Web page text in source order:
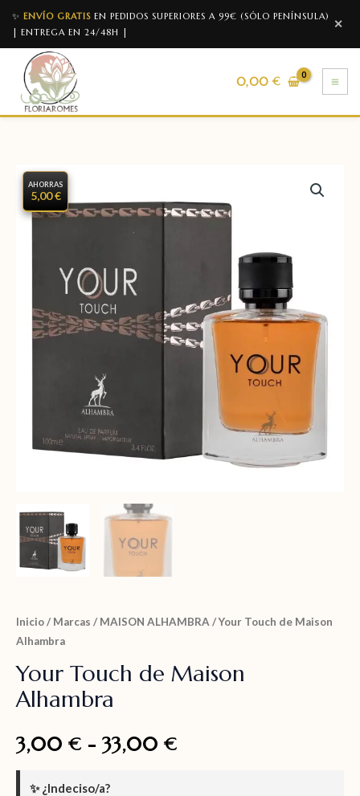
✨ ENVÍO GRATIS EN PEDIDOS SUPERIORES A 99€ (SÓLO PENÍNSULA)
| ENTREGA EN 24/48H |
✕
0,00€
AHORRAS
5,00 €
Inicio/ Marcas / MAISON ALHAMBRA / Your Touch de Maison
Alhambra
Your Touch de Maison
Alhambra
3,00 € - 33,00 €
✨¿Indeciso/a?